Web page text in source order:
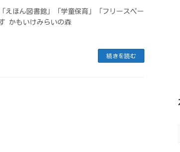
えほん図書館」「学童保育」「フリースペー
かもいけみらいの森
続きを読む